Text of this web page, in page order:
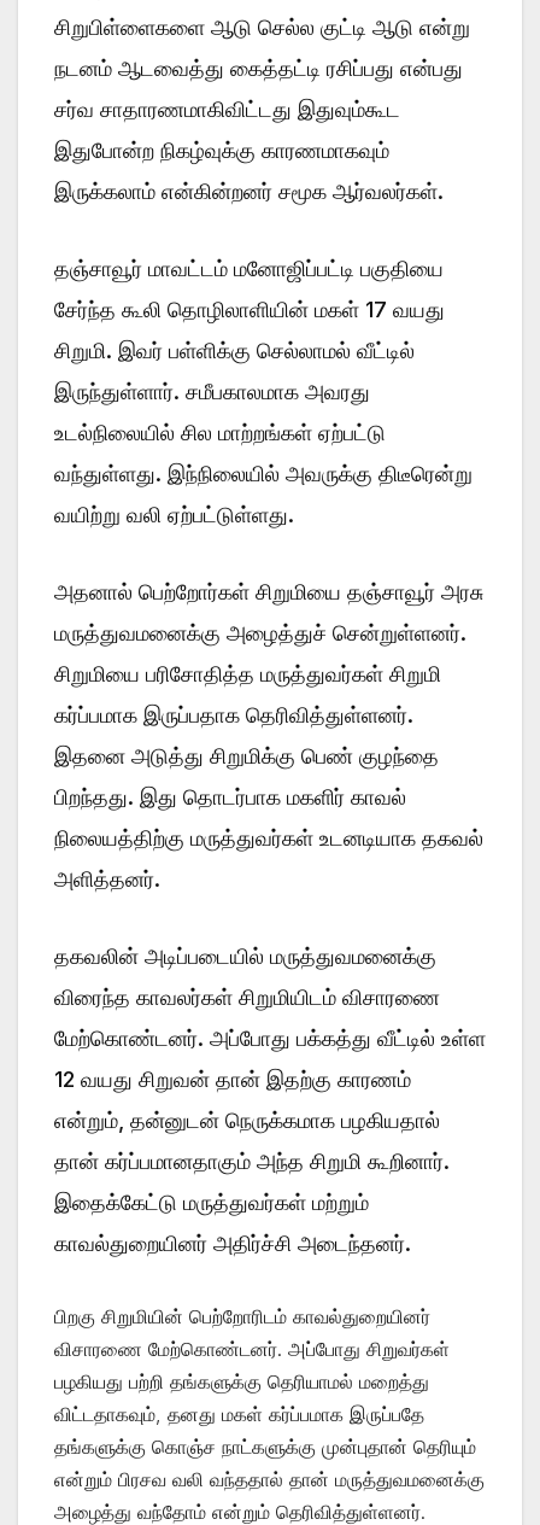
சிறுபிள்ளைகளை ஆடு செல்ல குட்டி ஆடு என்று
நடனம் ஆடவைத்து கைத்தட்டி ரசிப்பது என்பது
சர்வ சாதாரணமாகிவிட்டது இதுவும்கூட
இதுபோன்ற நிகழ்வுக்கு காரணமாகவும்
இருக்கலாம் என்கின்றனர் சமூக ஆர்வலர்கள்.
தஞ்சாவூர் மாவட்டம் மனோஜிப்பட்டி பகுதியை
சேர்ந்த கூலி தொழிலாளியின் மகள் 17 வயது
சிறுமி. இவர் பள்ளிக்கு செல்லாமல் வீட்டில்
இருந்துள்ளார். சமீபகாலமாக அவரது
உடல்நிலையில் சில மாற்றங்கள் ஏற்பட்டு
வந்துள்ளது. இந்நிலையில் அவருக்கு திடீரென்று
வயிற்று வலி ஏற்பட்டுள்ளது.
அதனால் பெற்றோர்கள் சிறுமியை தஞ்சாவூர் அரசு
மருத்துவமனைக்கு அழைத்துச் சென்றுள்ளனர்.
சிறுமியை பரிசோதித்த மருத்துவர்கள் சிறுமி
கர்ப்பமாக இருப்பதாக தெரிவித்துள்ளனர்.
இதனை அடுத்து சிறுமிக்கு பெண் குழந்தை
பிறந்தது. இது தொடர்பாக மகளிர் காவல்
நிலையத்திற்கு மருத்துவர்கள் உடனடியாக தகவல்
அளித்தனர்.
தகவலின் அடிப்படையில் மருத்துவமனைக்கு
விரைந்த காவலர்கள் சிறுமியிடம் விசாரணை
மேற்கொண்டனர். அப்போது பக்கத்து வீட்டில் உள்ள
12 வயது சிறுவன் தான் இதற்கு காரணம்
என்றும், தன்னுடன் நெருக்கமாக பழகியதால்
தான் கர்ப்பமானதாகும் அந்த சிறுமி கூறினார்.
இதைக்கேட்டு மருத்துவர்கள் மற்றும்
காவல்துறையினர் அதிர்ச்சி அடைந்தனர்.
பிறகு சிறுமியின் பெற்றோரிடம் காவல்துறையினர்
விசாரணை மேற்கொண்டனர். அப்போது சிறுவர்கள்
பழகியது பற்றி தங்களுக்கு தெரியாமல் மறைத்து
விட்டதாகவும், தனது மகள் கர்ப்பமாக இருப்பதே
தங்களுக்கு கொஞ்ச நாட்களுக்கு முன்புதான் தெரியும்
என்றும் பிரசவ வலி வந்ததால் தான் மருத்துவமனைக்கு
அழைத்து வந்தோம் என்றும் தெரிவித்துள்ளனர்.